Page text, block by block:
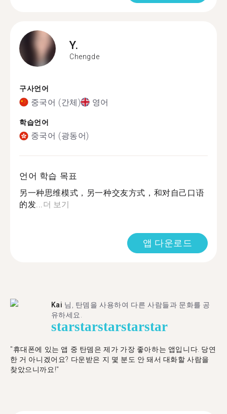
Y.
Chengde
구사언어
중국어 (간체) 영어
학습언어
중국어 (광동어)
언어 학습 목표
另一种思维模式，另一种交友方式，和对自己口语
的发...더 보기
앱 다운로드
Kai 님, 탄뎀을 사용하여 다른 사람들과 문화를 공
유하세요.
starstarstarstarstar
"휴대폰에 있는 앱 중 탄뎀은 제가 가장 좋아하는 앱입니다. 당연
한 거 아니겠어요? 다운받은 지 몇 분도 안 돼서 대화할 사람을
찾았으니까요!"